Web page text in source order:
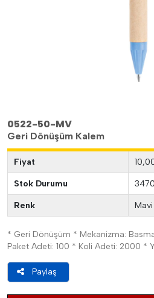
0522-50-MV
Geri Dönüşüm Kalem
Fiyat
Stok Durumu
Renk Mavi
* Geri Dönüşüm * Mekanizma:
Paket Adeti: 100 * Koli Adeti: 2000 *
Paylaş